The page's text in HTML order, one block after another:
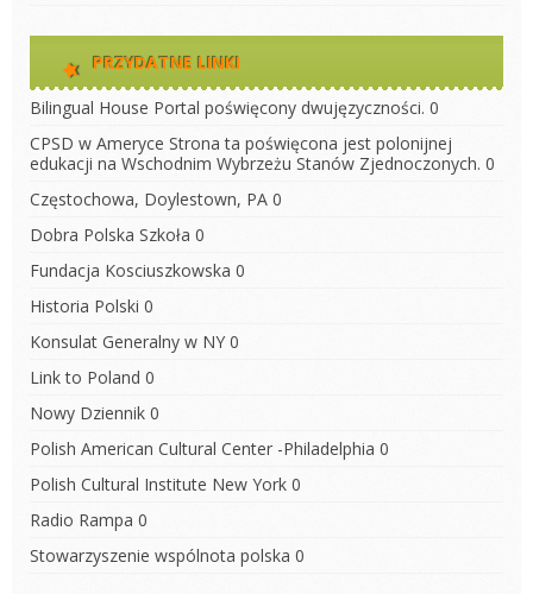
PRZYDATNE LINKI
Bilingual House Portal poświęcony dwujęzyczności. 0
CPSD w Ameryce Strona ta poświęcona jest polonijnej
edukacji na Wschodnim Wybrzeżu Stanów Zjednoczonych. 0
Częstochowa, Doylestown, PA 0
Dobra Polska Szkoła 0
Fundacja Kosciuszkowska 0
Historia Polski 0
Konsulat Generalny w NY 0
Link to Poland 0
Nowy Dziennik 0
Polish American Cultural Center -Philadelphia 0
Polish Cultural Institute New York 0
Radio Rampa 0
Stowarzyszenie wspólnota polska 0